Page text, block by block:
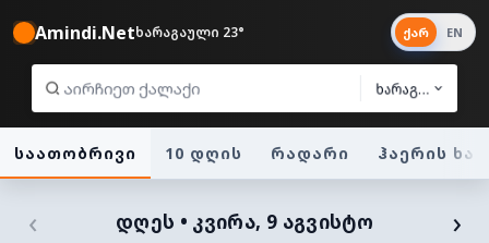
Amindi.Netხარაგაული 23°
ხარაგაული
ქარ EN
საათობრივი 10 დღის რადარი ჰაერის
‹ ᲓᲦᲔᲡ • ᲙᲕᲘᲠᲐ, 9 ᲐᲒᲕᲘᲡᲢᲝ ›